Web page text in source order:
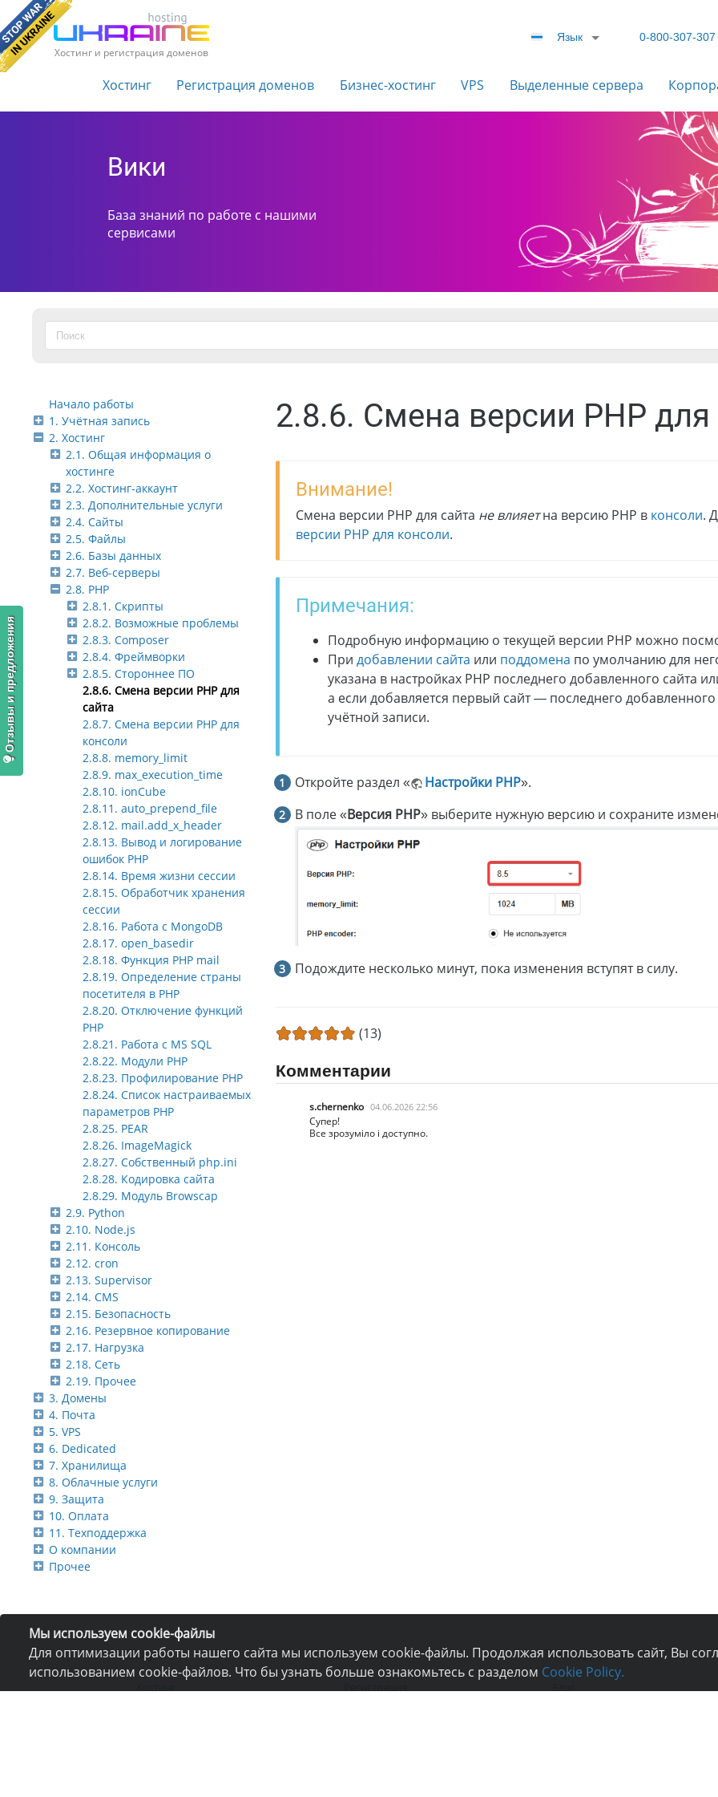
Мы используем cookie-файлы
Для оптимизации работы нашего сайта мы используем cookie-файлы. Продолжая использовать сайт, Вы
использованием cookie-файлов. Что бы узнать больше ознакомьтесь с разделом Cookie Policy.
Хостинг и регистрация доменов
Язык 0-800-307-307
Хостинг Регистрация доменов Бизнес-хостинг VPS Выделенные сервера
Вики
База знаний по работе с нашими
сервисами
Начало работы
1. Учётная запись
2. Хостинг
2.1. Общая информация о
хостинге
2.2. Хостинг-аккаунт
2.3. Дополнительные услуги
2.4. Сайты
2.5. Файлы
2.6. Базы данных
2.7. Веб-серверы
2.8. PHP
2.8.1. Скрипты
2.8.2. Возможные проблемы
2.8.3. Composer
2.8.4. Фреймворки
2.8.5. Стороннее ПО
2.8.6. Смена версии PHP для
сайта
2.8.7. Смена версии PHP для
консоли
2.8.8. memory_limit
2.8.9. max_execution_time
2.8.10. ionCube
2.8.11. auto_prepend_file
2.8.12. mail.add_x_header
2.8.13. Вывод и логирование
ошибок PHP
2.8.14. Время жизни сессии
2.8.15. Обработчик хранения
сессии
2.8.16. Работа с MongoDB
2.8.17. open_basedir
2.8.18. Функция PHP mail
2.8.19. Определение страны
посетителя в PHP
2.8.20. Отключение функций
PHP
2.8.21. Работа с MS SQL
2.8.22. Модули PHP
2.8.23. Профилирование PHP
2.8.24. Список настраиваемых
параметров PHP
2.8.25. PEAR
2.8.26. ImageMagick
2.8.27. Собственный php.ini
2.8.28. Кодировка сайта
2.8.29. Модуль Browscap
2.9. Python
2.10. Node.js
2.11. Консоль
2.12. cron
2.13. Supervisor
2.14. CMS
2.15. Безопасность
2.16. Резервное копирование
2.17. Нагрузка
2.18. Сеть
2.19. Прочее
3. Домены
4. Почта
5. VPS
6. Dedicated
7. Хранилища
8. Облачные услуги
9. Защита
10. Оплата
11. Техподдержка
О компании
Прочее
2.8.6. Смена версии PHP для
Внимание!
Смена версии PHP для сайта не влияетна версию PHP в консоли.
версии PHP для консоли.
Примечания:
Подробную информацию о текущей версии PHP можно
При добавлении сайта или поддомена по умолчанию для
указана в настройках PHP последнего добавленного сайта
а если добавляется первый сайт — последнего добавленного
учётной записи.
Откройте раздел « Настройки PHP».
В поле «Версия PHP» выберите нужную версию и сохраните
Подождите несколько минут, пока изменения вступят в силу.
(13)
Комментарии
s.chernenko 04.06.2026 22:56
Супер!
Все зрозуміло і доступно.
Услуги Компания Техподдержка
Отзывы и предложения